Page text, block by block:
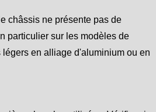
châssis ne présente pas de
particulier sur les modèles de
en alliage d'aluminium ou en